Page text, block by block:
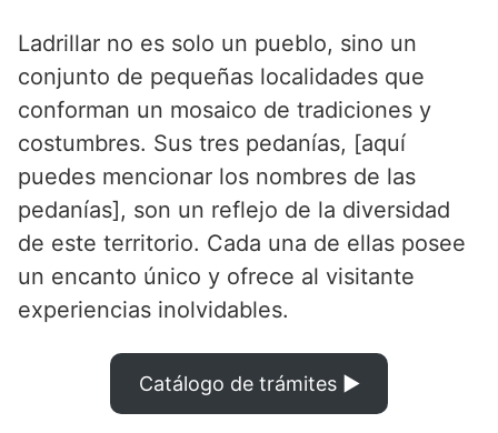
Ladrillar no es solo un pueblo, sino un
conjunto de pequeñas localidades que
conforman un mosaico de tradiciones y
costumbres. Sus tres pedanías, [aquí
puedes mencionar los nombres de las
pedanías], son un reflejo de la diversidad
de este territorio. Cada una de ellas posee
un encanto único y ofrece al visitante
experiencias inolvidables.
Catálogo de trámites ▶